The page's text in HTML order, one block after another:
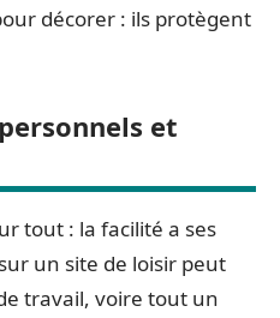
décorer : ils protègent
et
tout : la facilité a ses
un site de loisir peut
travail, voire tout un